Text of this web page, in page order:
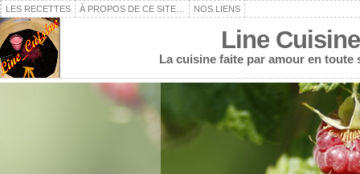
LES RECETTES À PROPOS DE CE SITE… NOS LIENS
Line Cuisine
La cuisine faite par amour en